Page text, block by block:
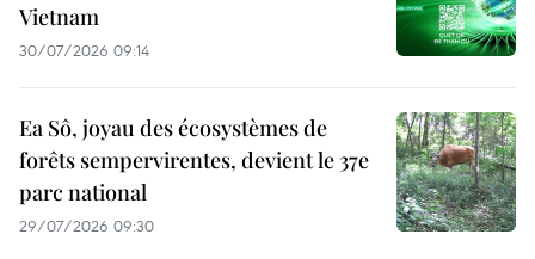
Vietnam
30/07/2026 09:14
Ea Sô, joyau des écosystèmes de
forêts sempervirentes, devient le 37e
parc national
29/07/2026 09:30